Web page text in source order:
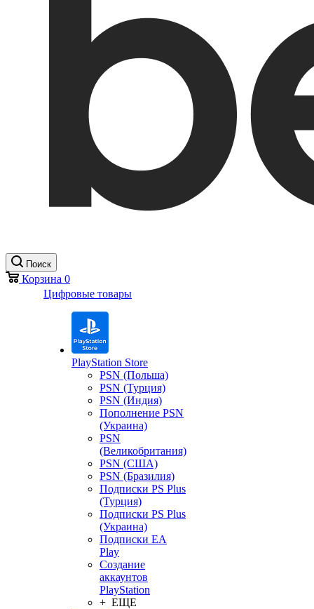
Поиск
Корзина 0
Цифровые товары
PlayStation Store
PSN (Польша)
PSN (Турция)
PSN (Индия)
Пополнение PSN
(Украина)
PSN
(Великобритания)
PSN (США)
PSN (Бразилия)
Подписки PS Plus
(Турция)
Подписки PS Plus
(Украина)
Подписки EA
Play
Создание
аккаунтов
PlayStation
+ ЕЩЕ